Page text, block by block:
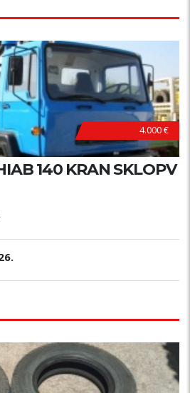
4.000 €
140 KRAN SKLOPV